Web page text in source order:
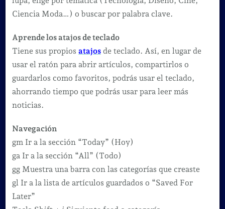
Ciencia Moda…) o buscar por palabra clave.
Aprende los atajos de teclado
Tiene sus propios atajosde teclado. Así, en lugar de
usar el ratón para abrir artículos, compartirlos o
guardarlos como favoritos, podrás usar el teclado,
ahorrando tiempo que podrás usar para leer más
noticias.
Navegación
gm Ir a la sección “Today” (Hoy)
ga Ir a la sección “All” (Todo)
gg Muestra una barra con las categorías que creaste
gl Ir a la lista de artículos guardados o “Saved For
Later”